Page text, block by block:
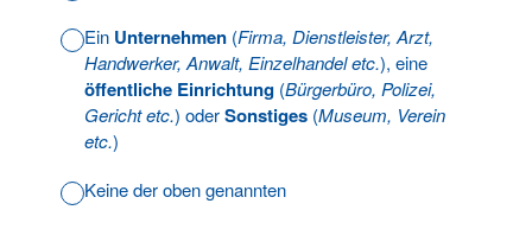
Ein Unternehmen (Firma, Dienstleister, Arzt,
Handwerker, Anwalt, Einzelhandel etc.), eine
öffentliche Einrichtung (Bürgerbüro, Polizei,
Gericht etc.) oderSonstiges (Museum, Verein
etc.)
Keine der oben genannten